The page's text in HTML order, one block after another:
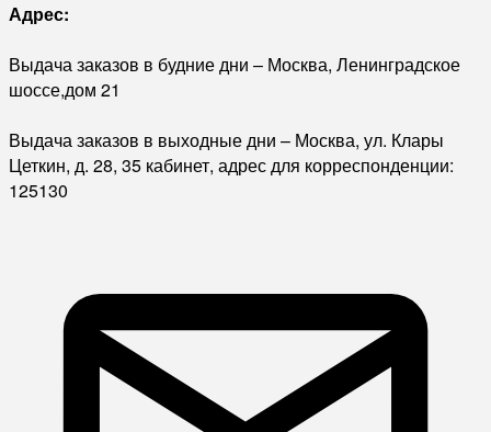
Адрес:
Выдача заказов в будние дни – Москва, Ленинградское
шоссе,дом 21
Выдача заказов в выходные дни – Москва, ул. Клары
Цеткин, д. 28, 35 кабинет, адрес для корреспонденции:
125130